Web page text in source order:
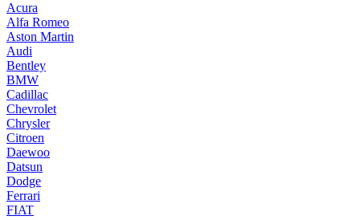
Acura
Alfa Romeo
Aston Martin
Audi
Bentley
BMW
Cadillac
Chevrolet
Chrysler
Citroen
Daewoo
Datsun
Dodge
Ferrari
FIAT